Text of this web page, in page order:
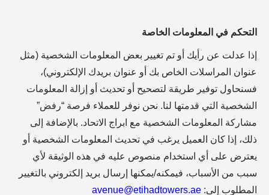
التحكم في المعلومات الخاصة
إذا عدلت عن رأيك أو تم تغيير بعض المعلومات الشخصية (مثل
عنوان المراسلات الخاص بك أو عنوان بريدك الإلكتروني)،
فسنحاول توفير طريقة لتصحيح أو تحديث أو إزالة المعلومات
الشخصية التي قدمتها لنا. نحن نوفر للعملاء فرصة “رفض”
مشاركة المعلومات الشخصية مع ابراج الاتحاد. بالإضافة إلى
ذلك، إذا كان العميل يرغب في تحديث المعلومات الشخصية أو
يعترض على أي استخدام منصوص عليه في هذه الوثيقة لأي
سبب من الأسباب، فيمكنه/يمكنها إرسال بريد إلكتروني بالتغيير
المطلوب إلى: avenue@etihadtowers.ae